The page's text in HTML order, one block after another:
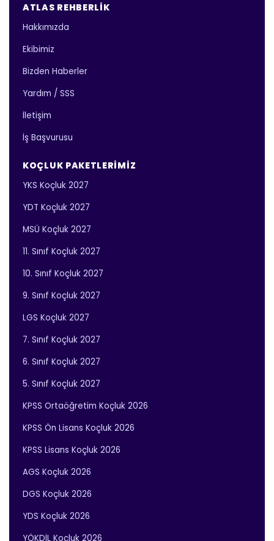
ATLAS REHBERLIK
Hakkımızda
Ekibimiz
Bizden Haberler
Yardım / SSS
İletişim
İş Başvurusu
KOÇLUK PAKETLERIMIZ
YKS Koçluk 2027
YDT Koçluk 2027
MSÜ Koçluk 2027
11. Sınıf Koçluk 2027
10. Sınıf Koçluk 2027
9. Sınıf Koçluk 2027
LGS Koçluk 2027
7. Sınıf Koçluk 2027
6. Sınıf Koçluk 2027
5. Sınıf Koçluk 2027
KPSS Ortaöğretim Koçluk 2026
KPSS Ön Lisans Koçluk 2026
KPSS Lisans Koçluk 2026
AGS Koçluk 2026
DGS Koçluk 2026
YDS Koçluk 2026
YÖKDİL Koçluk 2026